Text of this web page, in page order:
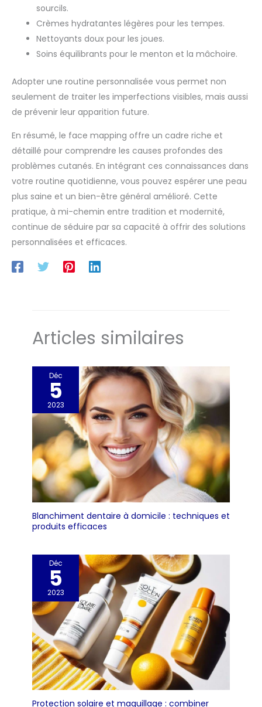
sourcils.
Crèmes hydratantes légères pour les tempes.
Nettoyants doux pour les joues.
Soins équilibrants pour le menton et la mâchoire.
Adopter une routine personnalisée vous permet non
seulement de traiter les imperfections visibles, mais aussi
de prévenir leur apparition future.
En résumé, le face mapping offre un cadre riche et
détaillé pour comprendre les causes profondes des
problèmes cutanés. En intégrant ces connaissances dans
votre routine quotidienne, vous pouvez espérer une peau
plus saine et un bien-être général amélioré. Cette
pratique, à mi-chemin entre tradition et modernité,
continue de séduire par sa capacité à offrir des solutions
personnalisées et efficaces.
Articles similaires
Déc
5
2023
Blanchiment dentaire à domicile : techniques et
produits efficaces
Déc
5
2023
Protection solaire et maquillage : combiner